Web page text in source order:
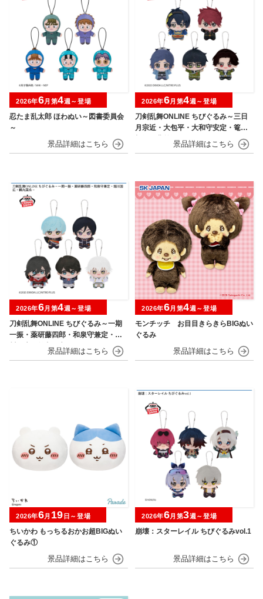
忍たま乱太郎 ほわぬい～図書委員会
～
2026年6月第4週～登場
刀剣乱舞ONLINE ちびぐるみ～三日
月宗近・大包平・大和守安定・篭手
切江・豊前江～
2026年6月第4週～登場
刀剣乱舞ONLINE ちびぐるみ～一期
一振・薬研藤四郎・和泉守兼定・堀
川国広・鶴丸国永～
2026年6月第4週～登場
モンチッチ お目目きらきらBIGぬい
ぐるみ
2026年6月第4週～登場
ちいかわ もっちるおかお超BIGぬい
ぐるみ①
2026年6月 19 日～登場
崩壊：スターレイル ちびぐるみvol.1
2026年6月第3週～登場